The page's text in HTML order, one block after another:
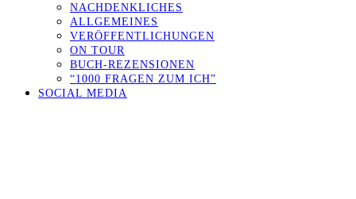
NACHDENKLICHES
ALLGEMEINES
VERÖFFENTLICHUNGEN
ON TOUR
BUCH-REZENSIONEN
“1000 FRAGEN ZUM ICH”
SOCIAL MEDIA